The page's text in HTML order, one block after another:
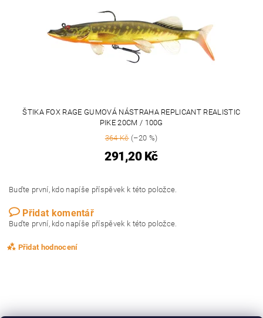
ŠTIKA FOX RAGE GUMOVÁ NÁSTRAHA REPLICANT REALISTIC
PIKE 20CM / 100G
364 Kč(–20 %)
291,20 Kč
Buďte první, kdo napíše příspěvek k této položce.
Přidat komentář
Buďte první, kdo napíše příspěvek k této položce.
Přidat hodnocení